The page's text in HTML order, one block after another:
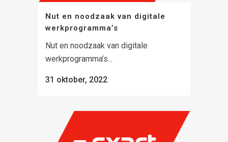
Nut en noodzaak van digitale
werkprogramma’s
Nut en noodzaak van digitale
werkprogramma’s...
31 oktober, 2022